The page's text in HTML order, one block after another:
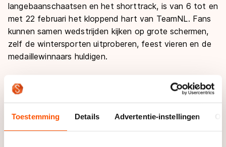
Toestemming Details Advertentie-instellingen
langebaanschaatsen en het shorttrack, is van 6 tot en
met 22 februari het kloppend hart van TeamNL. Fans
kunnen samen wedstrijden kijken op grote schermen,
zelf de wintersporten uitproberen, feest vieren en de
medaillewinnaars huldigen.
Woensdag gaven Sven Kramer, Ireen Wüst, Irene
Schouten, Erben Wennemars en Nicolien Sauerbreij in
het tijdelijke Staatsloterij TeamNL Tickethuis in
Utrecht het startschot voor de ticketverkoop.